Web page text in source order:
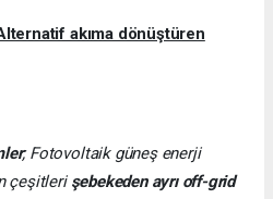
akıma dönüştüren
; Fotovoltaik güneş enerji
çeşitleri şebekeden ayrı off-grid